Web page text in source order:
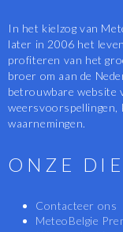
In het kielzog van
later in 2006 het
profiteren van het
broer om aan de
betrouwbare website
weersvoorspellingen,
waarnemingen.
ONZE
Contacteer ons
MeteoBelgie